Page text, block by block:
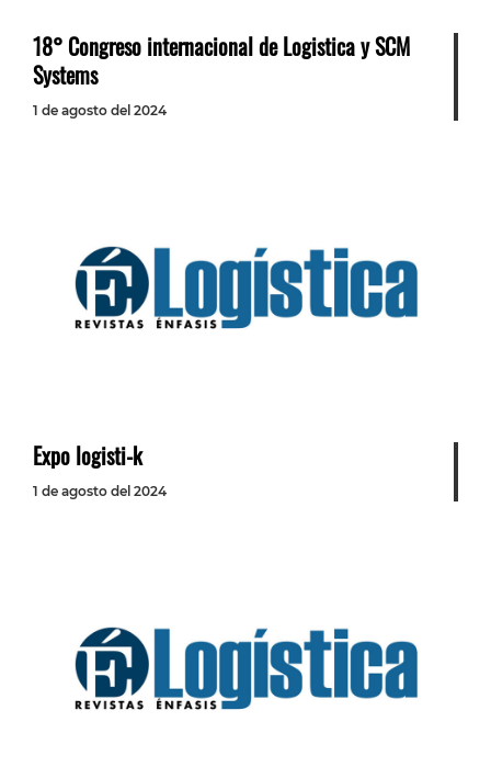
18° Congreso internacional de Logistica y SCM
Systems
1 de agosto del 2024
Expo logisti-k
1 de agosto del 2024